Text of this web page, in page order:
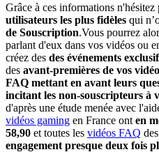
Grâce à ces informations n'hésitez
utilisateurs les plus fidèles qui
de Souscription.Vous pourrez
parlant d'eux dans vos vidéos ou
créez des des événements
des avant-premières de vos
FAQ mettant en avant leurs
incitant les non-souscripteurs à
d'après une étude menée avec
vidéos gaming en France ont en
58,90 et toutes les vidéos FAQ
engagement presque deux fois